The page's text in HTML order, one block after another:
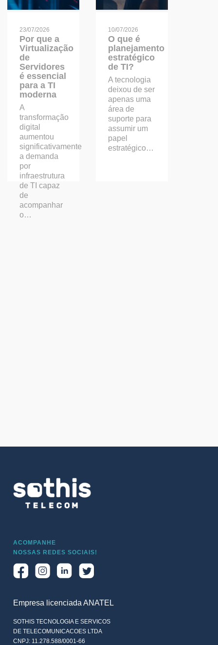
23/07/2026
Por que a
Virtualização
de
Servidores
é essencial
para a TI
moderna
A
transformação
digital
aumentou
significativamente
a demanda
por
infraestrutura
de TI capaz
de
acompanhar
o…
10/07/2026
O que é
planejamento
estratégico
de TI?
A tecnologia
deixou de ser
apenas uma
área de
suporte para
assumir um
papel
estratégico…
ACOMPANHE
NOSSAS REDES SOCIAIS!
Empresa licenciada ANATEL
SOTHIS TECNOLOGIA E SERVICOS
DE TELECOMUNICACOES LTDA
CNPJ: 11.278.588/0001-66